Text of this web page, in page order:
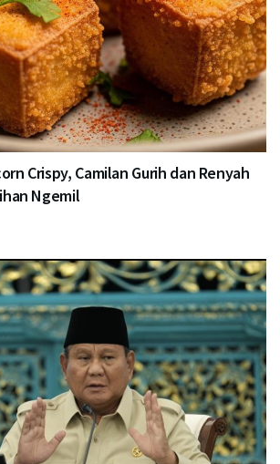
Crispy, Camilan Gurih dan Renyah
Ngemil